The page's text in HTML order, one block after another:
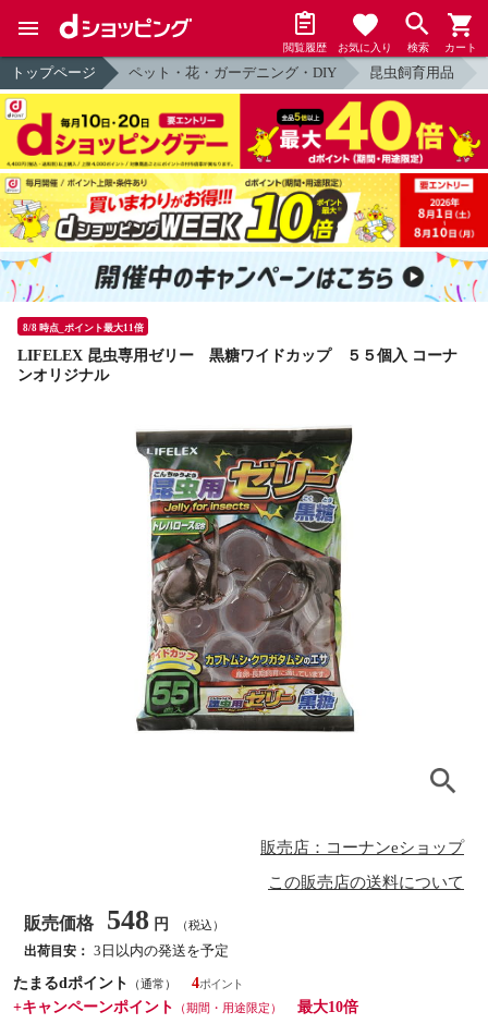
閲覧履歴 お気に入り 検索 カート
トップページ ペット・花・ガーデニング・DIY 昆虫飼育用品
8/8 時点_ポイント最大11倍
LIFELEX 昆虫専用ゼリー 黒糖ワイドカップ ５５個入 コーナ
ンオリジナル
販売店：コーナンeショップ
この販売店の送料について
販売価格 548 円 （税込）
出荷目安： 3日以内の発送を予定
たまるdポイント
（通常）
4
+キャンペーンポイント
（期間・用途限定）
最大10倍